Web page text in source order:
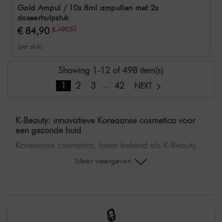
Gold Ampul / 10x 8ml ampullen met 2x
doseerhulpstuk
€ 84,90 € 100,66
(per stuk)
Showing 1-12 of 498 item(s)
1
2 3 … 42 NEXT
K-Beauty: innovatieve Koreaanse cosmetica voor
een gezonde huid
Koreaanse cosmetica, beter bekend als K-Beauty,
van huidverzorging. In de SHR Germany online
camoufleert, richt de Koreaanse filosofie zich op
Meer weergeven
🔒